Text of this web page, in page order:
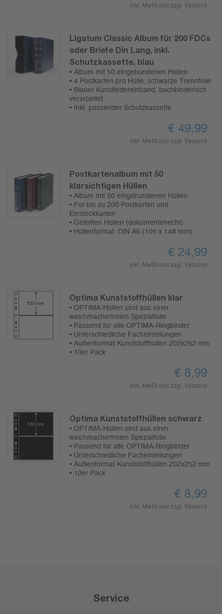
inkl. MwSt und zzgl. Versand
Ligatum Classic Album für 200 FDCs
oder Briefe Din Lang, inkl.
Schutzkassette, blau
• Album mit 50 eingebundenen Hüllen
• 4 Postkarten pro Hülle, schwarze Trennfolie
• Blauer Kunstledereinband, buchbinderisch
verarbeitet
• Inkl. passender Schutzkassette
€ 49,99
inkl. MwSt und zzgl. Versand
Postkartenalbum mit 50
klarsichtigen Hüllen
• Album mit 50 eingebundenen Hüllen
• Für bis zu 200 Postkarten und
Einsteckkarten
• Geteilten Hüllen (dokumentenecht)
• Hüllenformat: DIN A6 (105 x 148 mm).
€ 24,99
inkl. MwSt und zzgl. Versand
Optima Kunststoffhüllen klar
• OPTIMA-Hüllen sind aus einer
weichmacherfreien Spezialfolie
• Passend für alle OPTIMA-Ringbinder
• Unterschiedliche Facheinteilungen
• Außenformat Kunststoffhüllen 202x252 mm
• 10er Pack
€ 8,99
inkl. MwSt und zzgl. Versand
Optima Kunststoffhüllen schwarz
• OPTIMA-Hüllen sind aus einer
weichmacherfreien Spezialfolie
• Passend für alle OPTIMA-Ringbinder
• Unterschiedliche Facheinteilungen
• Außenformat Kunststoffhüllen 202x252 mm
• 10er Pack
€ 8,99
inkl. MwSt und zzgl. Versand
Service